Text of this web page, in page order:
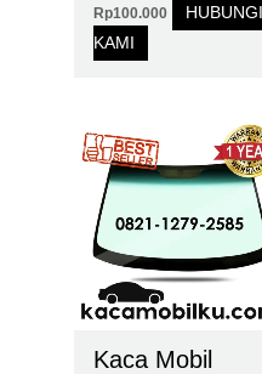
Rp100.000
HUBUNGI
KAMI
Kaca Mobil